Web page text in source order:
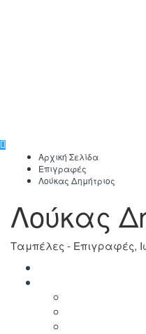
Αρχική Σελίδα
Επιγραφές
Λούκας Δημήτριος
Λούκας
Ταμπέλες - Επιγραφές,